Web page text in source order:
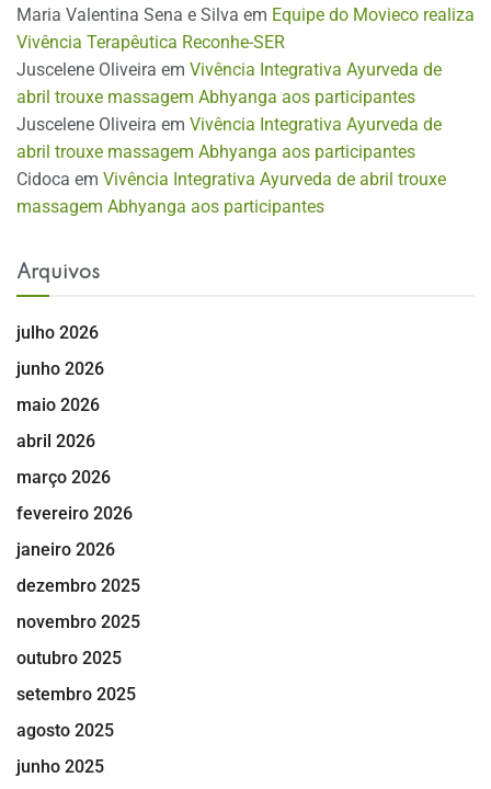
Maria Valentina Sena e Silva em Equipe do Movieco realiza
Vivência Terapêutica Reconhe-SER
Juscelene Oliveira em Vivência Integrativa Ayurveda de
abril trouxe massagem Abhyanga aos participantes
Juscelene Oliveira em Vivência Integrativa Ayurveda de
abril trouxe massagem Abhyanga aos participantes
Cidoca em Vivência Integrativa Ayurveda de abril trouxe
massagem Abhyanga aos participantes
Arquivos
julho 2026
junho 2026
maio 2026
abril 2026
março 2026
fevereiro 2026
janeiro 2026
dezembro 2025
novembro 2025
outubro 2025
setembro 2025
agosto 2025
junho 2025